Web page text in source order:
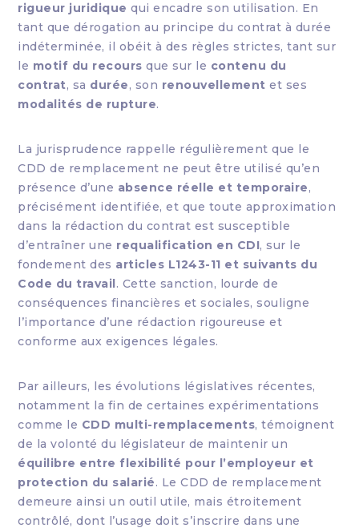
rigueur juridique qui encadre son utilisation. En
tant que dérogation au principe du contrat à durée
indéterminée, il obéit à des règles strictes, tant sur
le motif du recours que sur le contenu du
contrat, sa durée, son renouvellement et ses
modalités de rupture.
La jurisprudence rappelle régulièrement que le
CDD de remplacement ne peut être utilisé qu’en
présence d’une absence réelle et temporaire,
précisément identifiée, et que toute approximation
dans la rédaction du contrat est susceptible
d’entraîner une requalification en CDI, sur le
fondement des articles L1243-11 et suivants du
Code du travail. Cette sanction, lourde de
conséquences financières et sociales, souligne
l’importance d’une rédaction rigoureuse et
conforme aux exigences légales.
Par ailleurs, les évolutions législatives récentes,
notamment la fin de certaines expérimentations
comme le CDD multi-remplacements, témoignent
de la volonté du législateur de maintenir un
équilibre entre flexibilité pour l’employeur et
protection du salarié. Le CDD de remplacement
demeure ainsi un outil utile, mais étroitement
contrôlé, dont l’usage doit s’inscrire dans une